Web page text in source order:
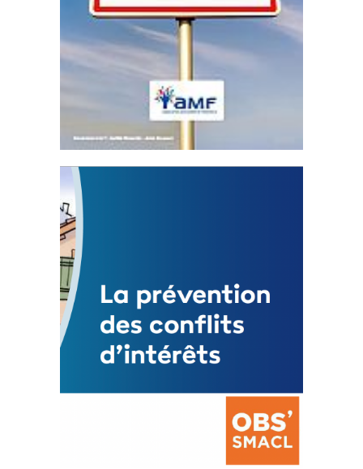
Statut de l’élu local
3 avril 2024
Mise à jour avril 2024
FEUILLETER